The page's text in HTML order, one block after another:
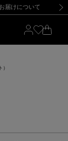
新規登録のお客様も対象！＜MY BARNEYS＞会員のお客様は11,000円（税込）以上のお買上げで常時送料無料！お買い物の際は会員登録を！
【夏季休業に伴う返品・交換承り一時停止のお知らせ】（2026.8.5）
届けについて
意事項 新規登録のお客様も対象！＜MY BARNEYS＞会員のお客様は11,000円（税込）以上のお買上げで常時送料無料！お買い物の際は会員登録を！
【夏季休業に伴う返品・交換承り一時停止のお知らせ】（2026.8.5）